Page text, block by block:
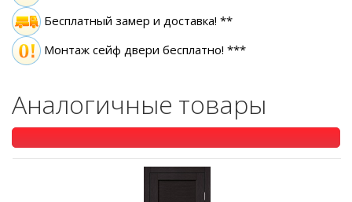
Бесплатный замер и доставка! **
Монтаж сейф двери бесплатно! ***
Аналогичные товары